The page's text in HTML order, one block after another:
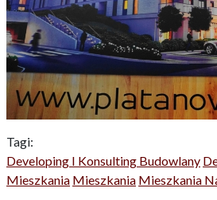
Tagi:
Developing I Konsulting Budowlany
Mieszkania Mieszkania Mieszkania